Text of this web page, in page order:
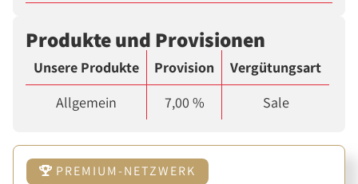
Produkte und Provisionen
Unsere Produkte Provision
Vergütungsart
Allgemein
7,00 % Sale
PREMIUM-NETZWERK